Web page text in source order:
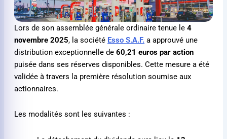
Lors de son assemblée générale ordinaire tenue le4
novembre 2025, la société Esso S.A.F. a approuvé une
distribution exceptionnelle de60,21 euros par action
puisée dans ses réserves disponibles. Cette mesure a été
validée à travers la première résolution soumise aux
actionnaires.
Les modalités sont les suivantes :